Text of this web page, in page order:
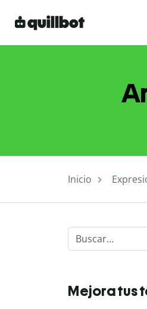
Inicio
Mejora tus